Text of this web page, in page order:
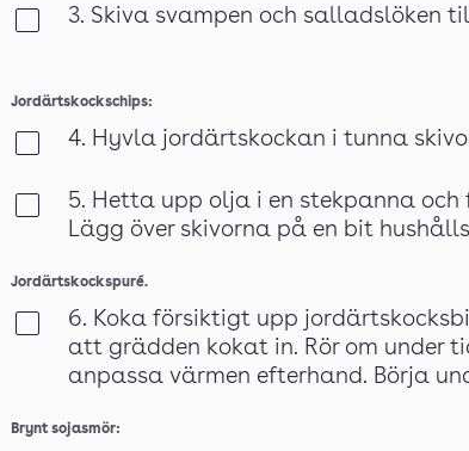
3. Skiva svampen och salladslöken
Jordärtskockschips:
4. Hyvla jordärtskockan i tunna
5. Hetta upp olja i en stekpanna
Lägg över skivorna på en bit
Jordärtskockspuré.
6. Koka försiktigt upp
att grädden kokat in. Rör om under
anpassa värmen efterhand. Börja
Brynt sojasmör: